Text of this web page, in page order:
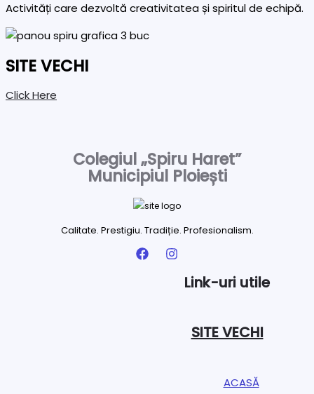
Activități care dezvoltă creativitatea și spiritul de echipă.
SITE VECHI
Click Here
Colegiul „Spiru Haret”
Municipiul Ploiești
Calitate. Prestigiu. Tradiție. Profesionalism.
Link-uri utile
SITE VECHI
ACASĂ